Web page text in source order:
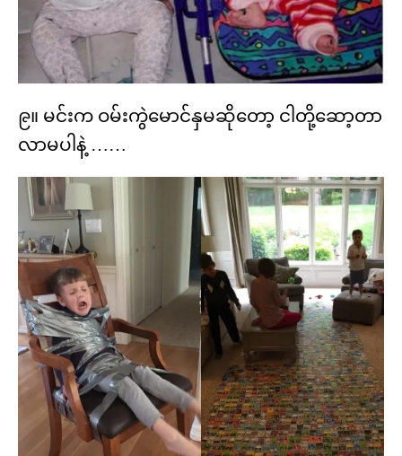
၉။ မင်းက ဝမ်းကွဲမောင်နှမဆိုတော့ ငါတို့ဆော့တာ
လာမပါနဲ့ ……